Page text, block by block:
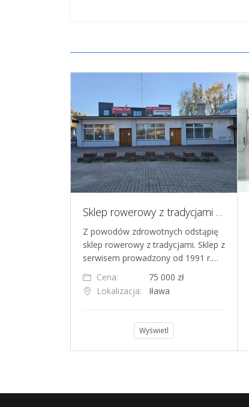
Sklep rowerowy z tradycjami - dochodowy
Z powodów zdrowotnych odstąpię
sklep rowerowy z tradycjami. Sklep z
serwisem prowadzony od 1991 r.…
Cena:
75 000 zł
Lokalizacja:
Iława
Wyświetl